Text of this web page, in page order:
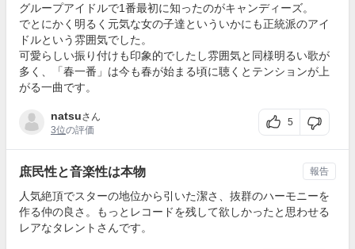
グループアイドルで1番最初に知ったのがキャンディーズ。
でとにかく明るく元気な女の子達といういかにも正統派のアイ
ドルという雰囲気でした。
可愛らしい振り付けも印象的でしたし雰囲気と同様明るい歌が
多く、「春一番」は今も春が始まる頃に聴くとテンションが上
がる一曲です。
natsuさん
3位の評価
5
庶民性と音楽性は本物
人気絶頂でスターの地位から引いた潔さ、抜群のハーモニーを
作る仲の良さ。もっとレコードを残して欲しかったと思わせる
レアなタレントさんです。
報告